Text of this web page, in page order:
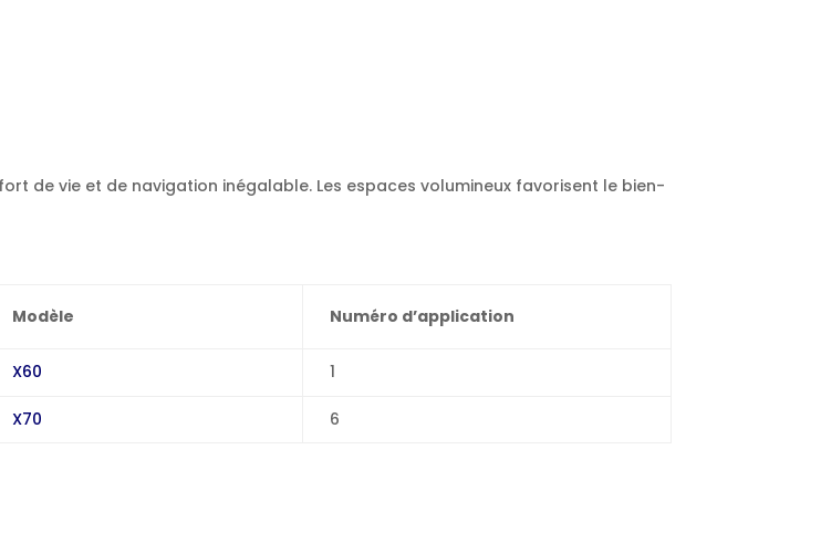
de vie et de navigation inégalable. Les espaces volumineux favorisent le bien-
Modèle Numéro d’application
X60 1
X70 6